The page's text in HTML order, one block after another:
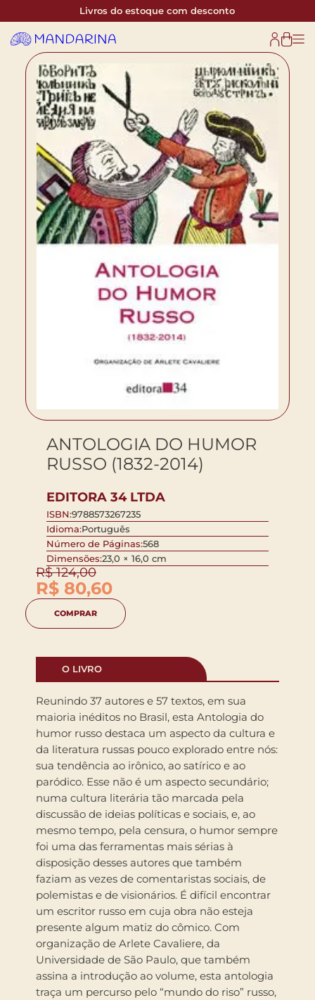
Livros do estoque com desconto
ANTOLOGIA DO HUMOR
RUSSO (1832-2014)
EDITORA 34 LTDA
ISBN:9788573267235
Idioma:Português
Número de Páginas:568
Dimensões:23,0 × 16,0 cm
R$124,00
R$ 80,60
COMPRAR
O LIVRO
Reunindo 37 autores e 57 textos, em sua
maioria inéditos no Brasil, esta Antologia do
humor russo destaca um aspecto da cultura e
da literatura russas pouco explorado entre nós:
sua tendência ao irônico, ao satírico e ao
paródico. Esse não é um aspecto secundário;
numa cultura literária tão marcada pela
discussão de ideias políticas e sociais, e, ao
mesmo tempo, pela censura, o humor sempre
foi uma das ferramentas mais sérias à
disposição desses autores que também
faziam as vezes de comentaristas sociais, de
polemistas e de visionários. É difícil encontrar
um escritor russo em cuja obra não esteja
presente algum matiz do cômico. Com
organização de Arlete Cavaliere, da
Universidade de São Paulo, que também
assina a introdução ao volume, esta antologia
traça um percurso pelo “mundo do riso” russo,